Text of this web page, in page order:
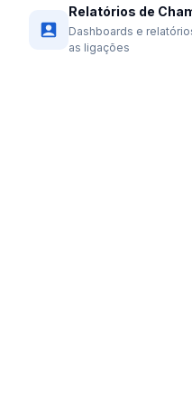
Relatórios de
Dashboards e
as ligações